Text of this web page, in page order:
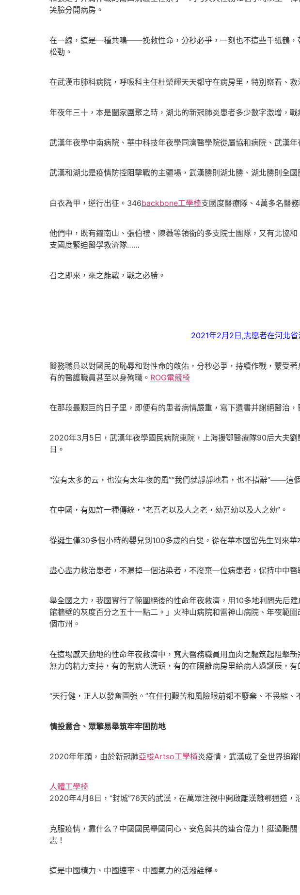
笑臉分開病房。
在一線，這是一種共鳴——挽救性命，分秒必爭，一刻也不這些千紙鶴
松勁。
在武漢市肺科病院，呼吸科主任杜榮輝天天都守在病房里，特別察看、
年夜年三十，本是闔家團聚之時，湖北的新冠肺炎患者多少數字激增，戰
武漢年夜學中南病院、華中科技年夜學同濟醫學院從屬協和病院、武漢
武漢和湖北是疫情防控阻擊戰的主疆場，武漢勝則湖北勝、湖北勝則全國
白衣為甲，逆行出征。346backbone工學椅支國度醫療隊、4萬多名醫
他們中，既有鐘南山、張伯禮、陳薇等領銜的多支院士團隊，又有北協
支國度緊迫醫學救濟隊……
召之即來，來之能戰，戰之必勝。
2021年2月2日,志愿者在河北
醫務職員以對國民的恥辱和對性命的敬佑，分秒必爭，持續作戰，蒙受
有的醫護職員甚至以身殉職。 ROG電競椅
在那段最艱巨的日子里，即便有的患者病情嚴重，寫下遺書并謝絕醫治
2020年3月5日，武漢年夜學國民病院東院，上海援鄂醫療隊90后大夫
日。
“沒有太多的云，也沒有太年夜的風”“我們就靜靜地看，也不措辭”——這
在中國，有如許一種傳統，“老吾老以及人之老，幼吾幼以及人之幼”。
從誕生僅30多個小時的嬰兒到100多歲的白叟，從在華本國留先生到來
盡心盡力救治患者，不漏掉一個沾染者，不廢棄一位病患者，保持中中
舉全國之力，我國實行了範圍絕後的性命年夜救濟，用10多地利間先后
館牆壁的灰度百分之五十一點二。」火神山病院和雷神山病院、年夜範
個市州。
在這場感天動地的性命年夜救濟中，寬大醫務職員用血肉之軀筑起阻擊
無力的精力支持，有的幫病人洗頭，有的在隔離病房里給病人過誕辰，
“天行健，正人以發奮圖強。”在任何艱苦和風險眼前都不廢棄、不畏縮
情投意合、眾擎易舉筑牢牢固防地
2020年年頭，由於新冠肺亞梭Artso工學椅炎疫情，武漢成了全世界追
人體工學椅
2020年4月8日，“封城”76天的武漢，在萬眾注視中開啟離漢離鄂通道，
克服疫情，靠什么？中國國民舉國同心、安危與共的連合偉力！挺過難
志！
這是中國精力、中國速率、中國氣力的活潑詮釋。